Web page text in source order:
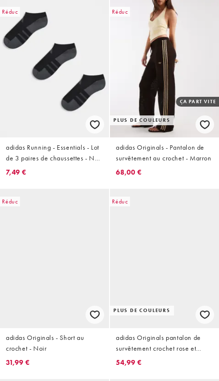
Réduc
adidas Running - Essentials - Lot
de 3 paires de chaussettes - Noir
et gris
7,49 €
Réduc
PLUS DE COULEURS
ÇA PART VITE
adidas Originals - Pantalon de
survêtement au crochet - Marron
68,00 €
Réduc
adidas Originals - Short au
crochet - Noir
31,99 €
Réduc
PLUS DE COULEURS
adidas Originals pantalon de
survêtement crochet rose et
rouge
54,99 €